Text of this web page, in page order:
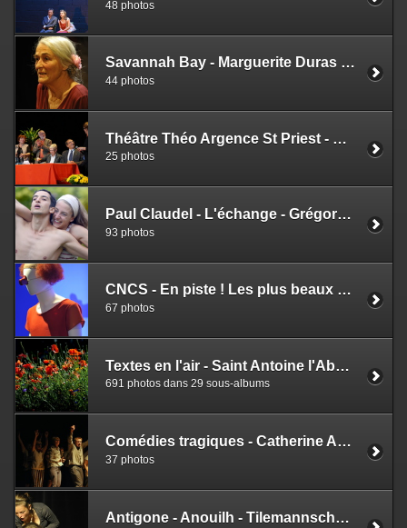
48 photos
Savannah Bay - Marguerite Duras - Corinne Ginisti
44 photos
Théâtre Théo Argence St Priest - Signature Convention - Journée du patrimoine 2013
25 photos
Paul Claudel - L'échange - Grégory Benoit - Brangues
93 photos
CNCS - En piste ! Les plus beaux costumes de cirque
67 photos
Textes en l'air - Saint Antoine l'Abbaye
691 photos dans 29 sous-albums
Comédies tragiques - Catherine Anne
37 photos
Antigone - Anouilh - Tilemannschule Limburg